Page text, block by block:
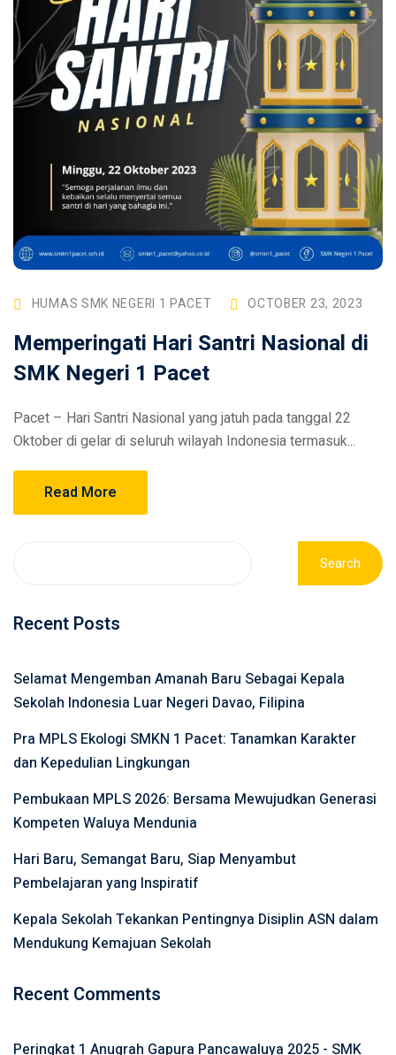
HUMAS SMK NEGERI 1 PACET OCTOBER 23, 2023
Memperingati Hari Santri Nasional di
SMK Negeri 1 Pacet
Pacet – Hari Santri Nasional yang jatuh pada tanggal 22
Oktober di gelar di seluruh wilayah Indonesia termasuk...
Read More
Search
Recent Posts
Selamat Mengemban Amanah Baru Sebagai Kepala
Sekolah Indonesia Luar Negeri Davao, Filipina
Pra MPLS Ekologi SMKN 1 Pacet: Tanamkan Karakter
dan Kepedulian Lingkungan
Pembukaan MPLS 2026: Bersama Mewujudkan Generasi
Kompeten Waluya Mendunia
Hari Baru, Semangat Baru, Siap Menyambut
Pembelajaran yang Inspiratif
Kepala Sekolah Tekankan Pentingnya Disiplin ASN dalam
Mendukung Kemajuan Sekolah
Recent Comments
Peringkat 1 Anugrah Gapura Pancawaluya 2025 - SMK